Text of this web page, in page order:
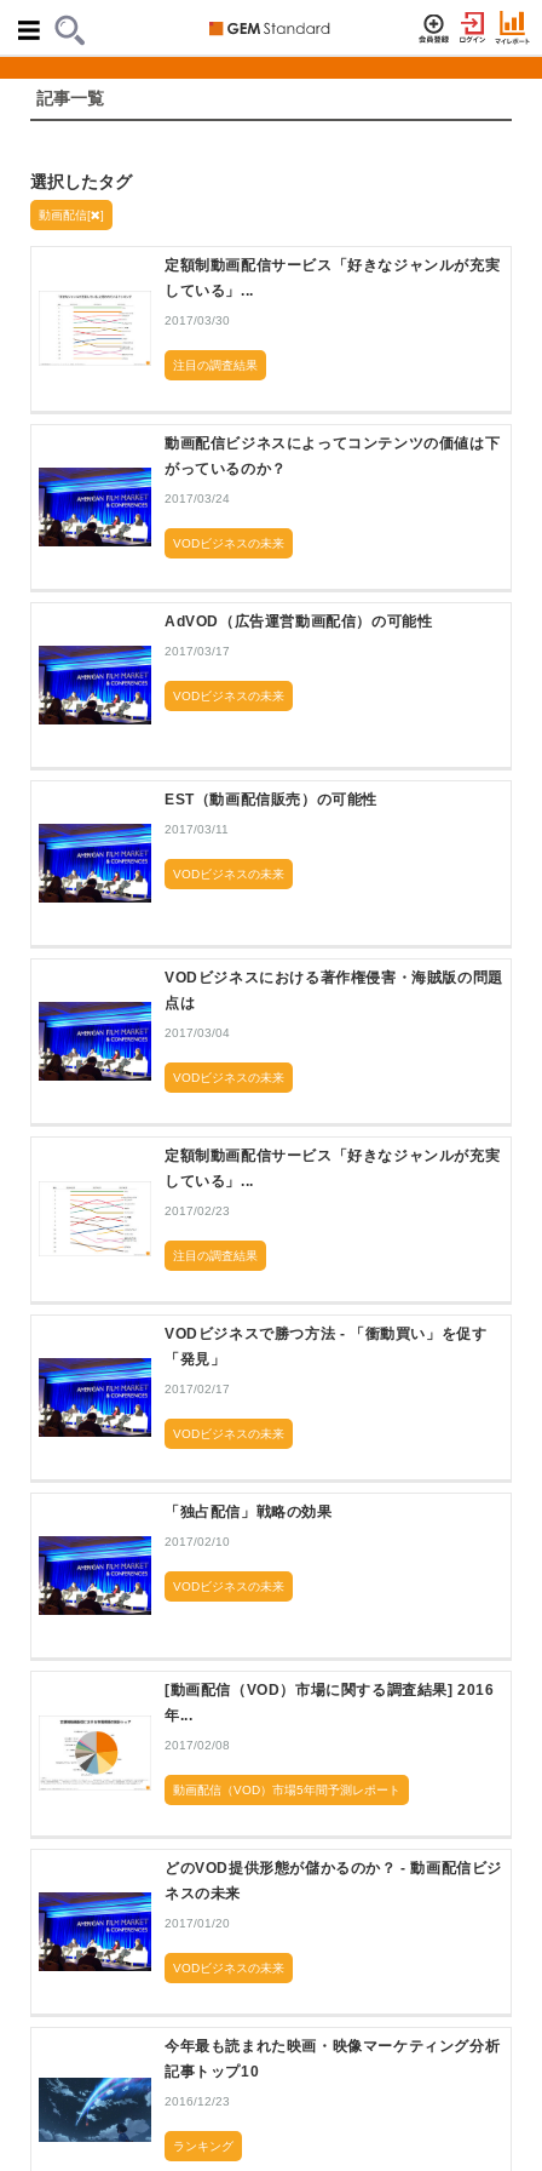
記事一覧
選択したタグ
動画配信[ ]
定額制動画配信サービス「好きなジャンルが充実
している」...
2017/03/30
注目の調査結果
動画配信ビジネスによってコンテンツの価値は下
がっているのか？
2017/03/24
VODビジネスの未来
AdVOD（広告運営動画配信）の可能性
2017/03/17
VODビジネスの未来
EST（動画配信販売）の可能性
2017/03/11
VODビジネスの未来
VODビジネスにおける著作権侵害・海賊版の問題
点は
2017/03/04
VODビジネスの未来
定額制動画配信サービス「好きなジャンルが充実
している」...
2017/02/23
注目の調査結果
VODビジネスで勝つ方法 - 「衝動買い」を促す
「発見」
2017/02/17
VODビジネスの未来
「独占配信」戦略の効果
2017/02/10
VODビジネスの未来
[動画配信（VOD）市場に関する調査結果] 2016
年...
2017/02/08
動画配信（VOD）市場5年間予測レポート
どのVOD提供形態が儲かるのか？ - 動画配信ビジ
ネスの未来
2017/01/20
VODビジネスの未来
今年最も読まれた映画・映像マーケティング分析
記事トップ10
2016/12/23
ランキング